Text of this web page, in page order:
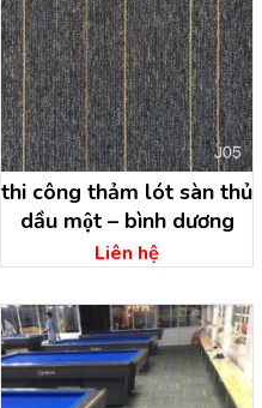
thi công thảm lót sàn thủ
dầu một – bình dương
Liên hệ